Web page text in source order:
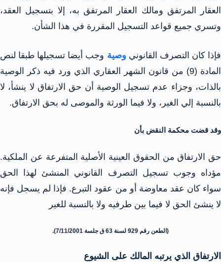
العقار المرتفق ومالك العقار المرتفق به، إلا بتسجيل العقد،
وتسري جميع قواعد التسجيل المقررة في هذا الشأن.
فإذا كان التصرف القانوني وصية وجب أيضا تسجيلها طبقا لنص
المادة (9) من قانون الشهر العقاري الذي ورد فيه ذكر الوصية
بالذات، وجزاء عدم تسجيل الوصية أن حق الارتفاق لا ينشأ، لا
بالنسبة إلي الغير، ولا فيما الورثة والموصى له بحق الارتفاق.
وقد قضت محكمة النقض بأن
حق الارتفاق من الحقوق العينية الأصلية المتفرعة عن الملكية.
مؤداه وجوب تسجيل التصرف القانوني المنشئ لهذا الحق
سواء كان عقد معاوضة أو من عقود التبرع. فإذا لم يسجل فإنه
لا ينشئ الحق لا فيما بين طرفيه ولا بالنسبة للغير
(الطعن رقم 929 لسنة 63 ق جلسة 7/11/2001).
الارتفاق الذي يرتبه المالك على الشيوع